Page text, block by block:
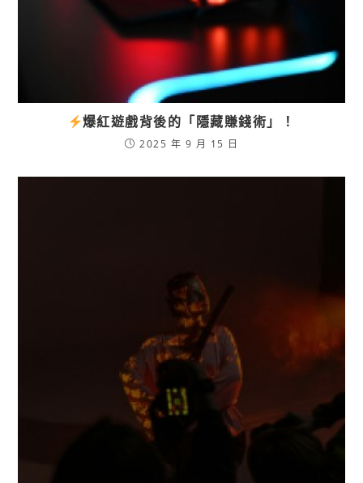
爆紅遊戲背後的「隱藏賺錢術」！
2025 年 9 月 15 日